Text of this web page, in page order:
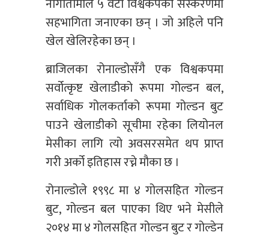
नागातामोले ५ वटा विश्वकपको संस्करणमा
सहभागिता जनाएका छन् । जो अहिले पनि
खेल खेलिरहेका छन् ।
ब्राजिलका रोनाल्डोसँगै एक विश्वकपमा
सर्वोत्कृष्ट खेलाडीको रूपमा गोल्डन बल,
सर्वाधिक गोलकर्ताको रूपमा गोल्डन बुट
पाउने खेलाडीको सूचीमा रहेका लियोनल
मेसीका लागि त्यो अवसरसमेत थप प्राप्त
गरी अर्को इतिहास रच्ने मौका छ ।
रोनाल्डोले १९९८ मा ४ गोलसहित गोल्डन
बुट, गोल्डन बल पाएका थिए भने मेसीले
२०१४ मा ४ गोलसहित गोल्डन बुट र गोल्डेन